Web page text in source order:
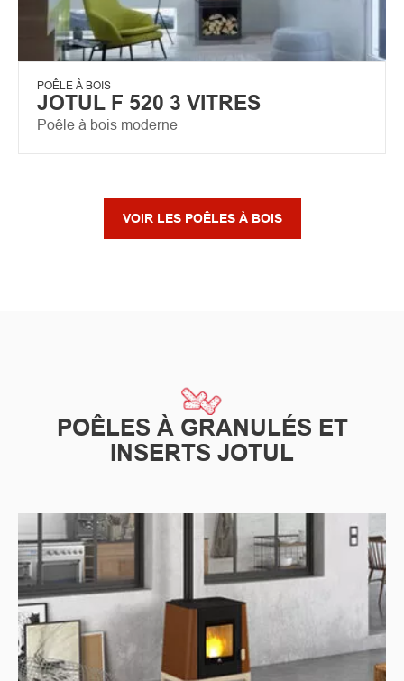
POÊLE À BOIS
JOTUL F 520 3 VITRES
Poêle à bois moderne
VOIR LES POÊLES À BOIS
POÊLES À GRANULÉS ET
INSERTS JOTUL